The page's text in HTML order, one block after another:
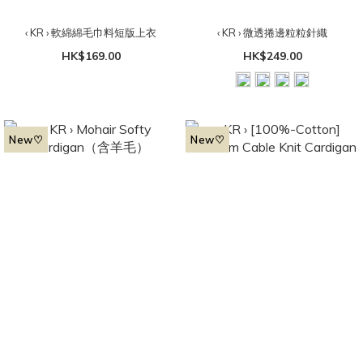
‹ KR › 軟綿綿毛巾料短版上衣
HK$169.00
‹ KR › 微透捲邊粒粒針織
HK$249.00
New♡ New♡